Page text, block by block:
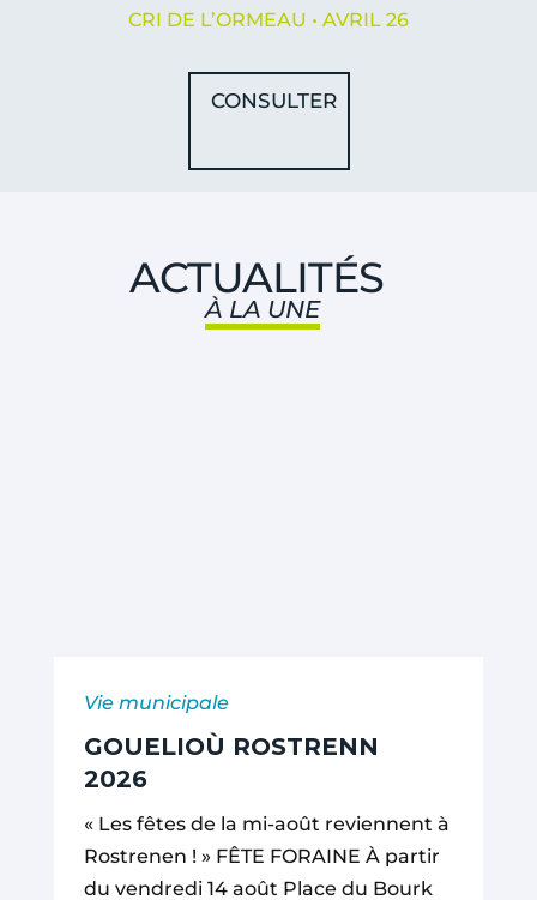
CRI DE L’ORMEAU • AVRIL 26
CONSULTER
ACTUALITÉS
À LA UNE
Vie municipale
GOUELIOÙ ROSTRENN
2026
« Les fêtes de la mi-août reviennent à
Rostrenen ! » FÊTE FORAINE À partir
du vendredi 14 août Place du Bourk